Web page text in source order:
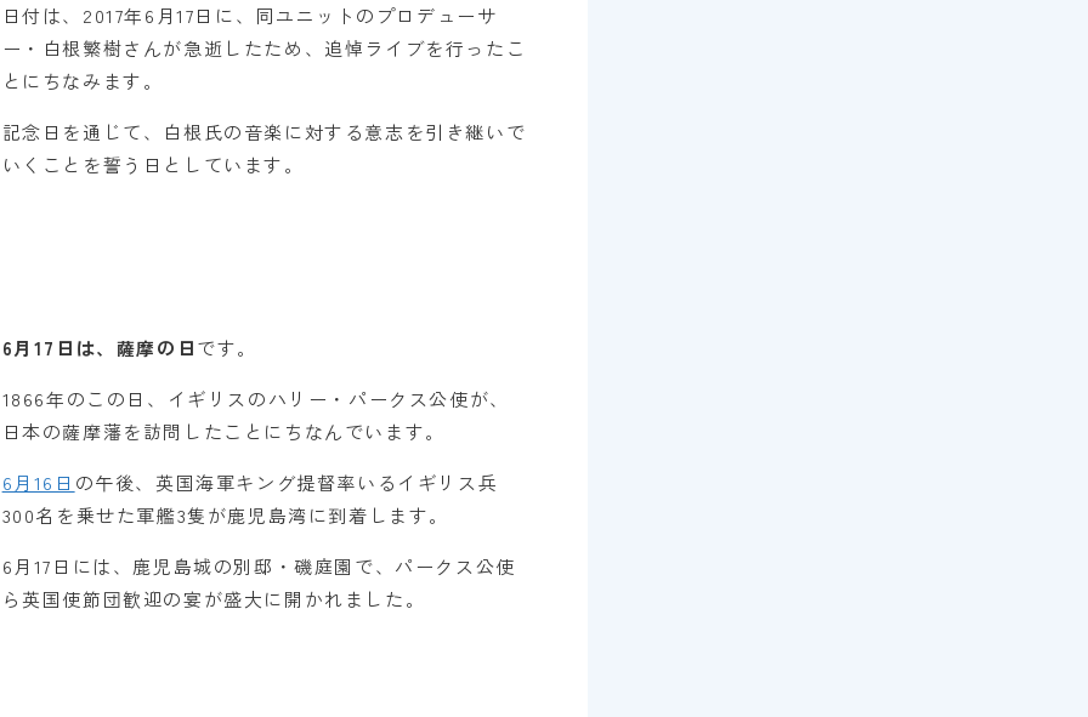
日付は、2017年6月17日に、同ユニットのプロデューサ
ー・白根繁樹さんが急逝したため、追悼ライブを行ったこ
とにちなみます。
記念日を通じて、白根氏の音楽に対する意志を引き継いで
いくことを誓う日としています。
6月17日は、薩摩の日です。
1866年のこの日、イギリスのハリー・パークス公使が、
日本の薩摩藩を訪問したことにちなんでいます。
6月16日 の午後、英国海軍キング提督率いるイギリス兵
300名を乗せた軍艦3隻が鹿児島湾に到着します。
6月17日には、鹿児島城の別邸・磯庭園で、パークス公使
ら英国使節団歓迎の宴が盛大に開かれました。